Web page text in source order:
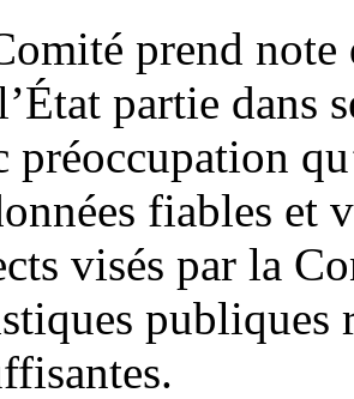
prend
partie dans
préoccupation
fiables et
visés par la
publiques